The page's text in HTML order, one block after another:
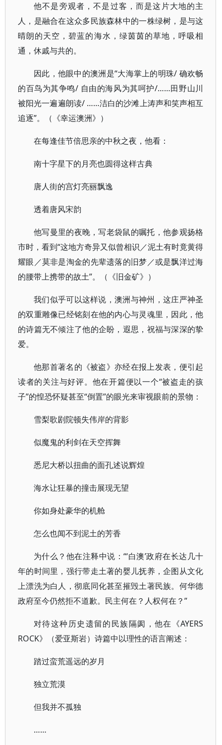
他不是旁观者，不是过客，而是这片大地的主
人，是融合在这众多民族森林中的一株绿树，是与这
晴朗的天空，碧蓝的海水，绿茵茵的草地，呼吸相
通，休戚与共的。
因此，他眼中的澳洲是“大海掌上的明珠/ 确欢畅
的百鸟为其争鸣/ 自由的海风为其呵护/……田野山川
被阳光一遍遍朗读/ ……洁白的沙滩上涛声和笑声相互
追逐”。（《幸运澳洲》）
在每逢佳节倍思亲的中秋之夜，他看：
南十字星下的月亮也圆得这样古典
唐人街的宫灯亮丽飘逸
透着唐风宋韵
他写曼里的夜晚，写老袋鼠的嘱托，他参观扬格
市时，看到“这地方奇异又似曾相识／泥土有时竟黄得
耀眼／莫非是淘金的先辈遗落的旧梦／或是飘洋过海
的腰带上携带的故土”。（《旧金矿》）
我们似乎可以这样说，澳洲与神州，这庄严神圣
的双重雕像已经铭刻在他的内心与灵魂里，因此，他
的诗篇无不倾注了他的企盼，遐思，祝福与深深的挚
爱。
他那首著名的《被盗》亦经在报上发表，便引起
读者的关注与好评。他在开篇便以一个“被盗走的孩
子”的惶恐怀疑甚至“倒置”的眼光来审视眼前的景物：
雪梨歌剧院顿失伟岸的背影
似魔鬼的利剑在天空挥舞
悉尼大桥以扭曲的面孔述说辉煌
海水让狂暴的撞击展现无望
你如身处豪华的机舱
怎么也闻不到泥土的芳香
为什么？他在注释中说：“‘白澳’政府在长达几十
年的时间里，强行带走土著的婴儿抚养，企图从文化
上漂洗为白人，彻底同化甚至摧毁土著民族。何华德
政府至今仍然拒不道歉。民主何在？人权何在？”
对待这种历史遗留的民族隔阂，他在《AYERS
ROCK》（爱亚斯岩）诗篇中以理性的语言阐述：
踏过蛮荒遥远的岁月
独立荒漠
但我并不孤独
……